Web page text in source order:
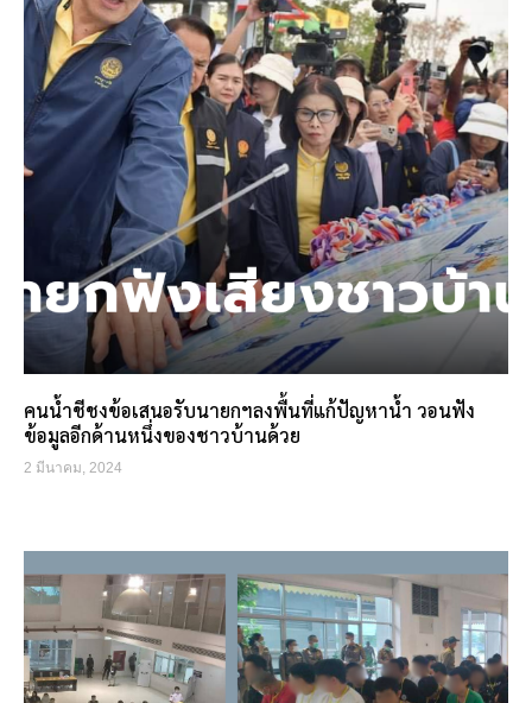
คนน้ำชีชงข้อเสนอรับนายกฯลงพื้นที่แก้ปัญหาน้ำ วอนฟัง
ข้อมูลอีกด้านหนึ่งของชาวบ้านด้วย
2 มีนาคม, 2024